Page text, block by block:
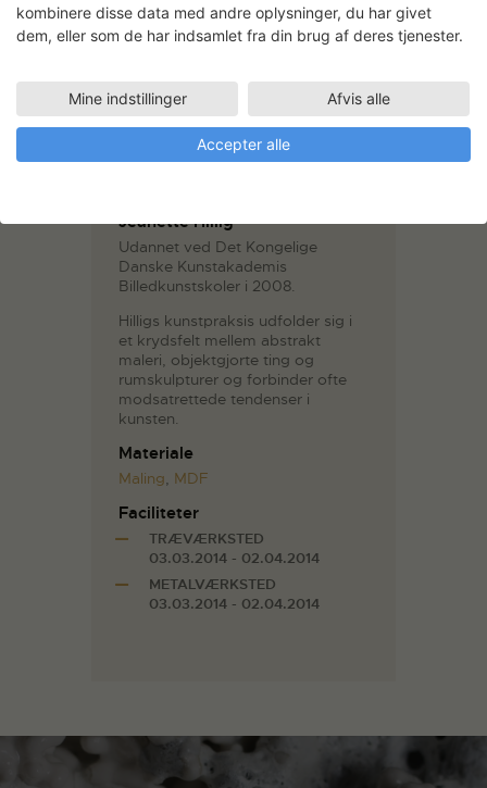
Aviaaja Ezekiassen: Paddle
Chair
Jeanette Hillig
Udannet ved Det Kongelige
Danske Kunstakademis
Billedkunstskoler i 2008.
Hilligs kunstpraksis udfolder sig i
et krydsfelt mellem abstrakt
maleri, objektgjorte ting og
rumskulpturer og forbinder ofte
modsatrettede tendenser i
kunsten.
Materiale
Maling, MDF
Faciliteter
TRÆVÆRKSTED
03.03.2014 - 02.04.2014
METALVÆRKSTED
03.03.2014 - 02.04.2014
kombinere disse data med andre oplysninger, du har givet
dem, eller som de har indsamlet fra din brug af deres tjenester.
Mine indstillinger Afvis alle
Accepter alle